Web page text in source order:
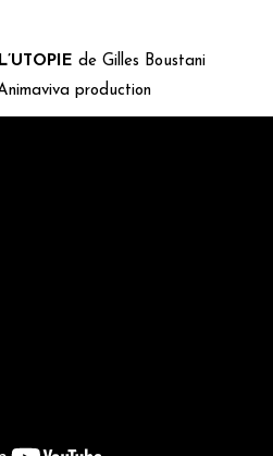
de Gilles Boustani
production